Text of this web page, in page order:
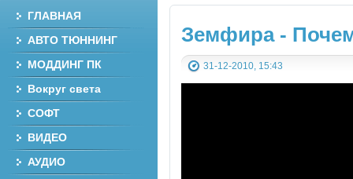
Земфира -
31-12-2010, 15:43
ГЛАВНАЯ
АВТО ТЮННИНГ
МОДДИНГ ПК
Вокруг света
СОФТ
ВИДЕО
АУДИО